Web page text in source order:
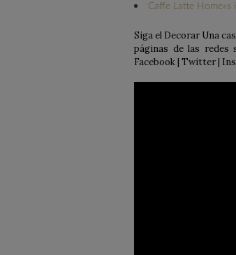
Caffe Latte Home«s
Siga el Decorar Una
páginas de las redes
Facebook | Twitter |